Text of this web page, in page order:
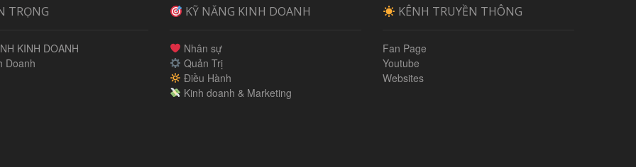
TRỌNG
KINH DOANH
Doanh
KỸ NĂNG KINH DOANH
Nhân sự
Quản Trị
Điều Hành
Kinh doanh & Marketing
KÊNH TRUYỀN THÔNG
Fan Page
Youtube
Websites